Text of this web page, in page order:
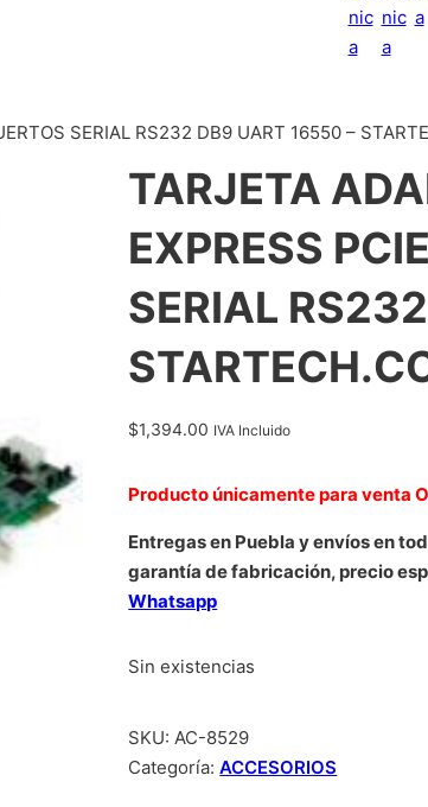
SERIAL RS232 DB9 UART 16550 –
TARJETA
EXPRESS
SERIAL
$1,394.00 IVA Incluido
Producto únicamente para venta
Entregas en Puebla y envíos en
garantía de fabricación, precio
Whatsapp
Sin existencias
SKU:AC-8529
Categoría:ACCESORIOS